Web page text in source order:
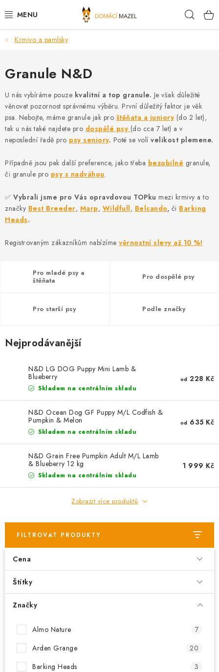
na
DOPORUČUJEME
VÝPRODEJ SKLADU
PSI
KOČKY
KONĚ
PRO CHOVATELE
NOVINKY
AKCE
OSTATNÍ
PETLOVER
Kontakt Možnosti dopravy
Obchodní podmínky
Zásady zpracování osobních údajů
Věrnostní slevy
Krmivo a pamlsky
Granule N&D
U nás vybíráme pouze kvalitní a top granule. Je však důležité
věnovat pozornost správnému výběru. První důležitý faktor je věk
psa. Nebojte, máme granule jak pro štěňata a juniory (do 2 let),
tak u nás také najdete pro dospělé psy (do cca 7 let) a v
neposlední řadě pro psy seniory. Poté se volí velikost plemene.
Případně jsou pak další preference, jako třeba bezobilné granule,
či granule pro psy s nadváhou.
✅ Vybrali jsme pro Vás opravdovou TOPku mezi krmivy a to
značky Best Breeder, Marp, Wildfull, Belcando, či Barking
Heads.
Registrovaným zákazníkům nabízíme věrnostní slevy až 10 %!
Pro mladé psy a
štěňata
Pro dospělé psy
Pro starší psy Podle značky
Nejprodávanější
N&D LG DOG Puppy Mini Lamb &
Blueberry
Skladem na centrálním skladu
od 228 Kč
N&D Ocean Dog GF Puppy M/L Codfish &
Pumpkin & Melon
Skladem na centrálním skladu
od 635 Kč
N&D Grain Free Pumpkin Adult M/L Lamb
& Blueberry 12 kg
Skladem na centrálním skladu
1 999 Kč
Zobrazit více produktů
FILTROVAT PRODUKTY
Cena
Štítky
Značky
Almo Nature
7
Arden Grange
20
Barking Heads
3